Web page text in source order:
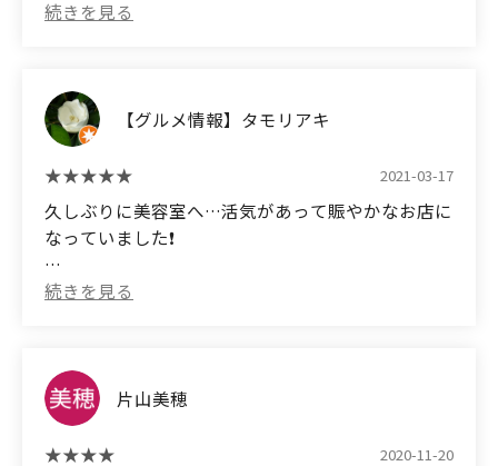
【グルメ情報】タモリアキ
2021-03-17
久しぶりに美容室へ…活気があって賑やかなお店に
なっていました❗️
(Translated by Google)
片山美穂
2020-11-20